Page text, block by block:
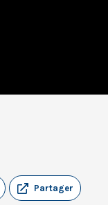
Partager